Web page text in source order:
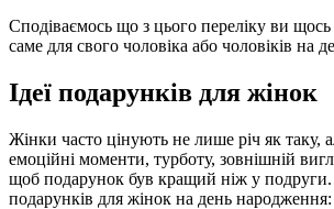
Сподіваємось що з цього переліку ви
саме для свого чоловіка або чоловіків на
Ідеї подарунків для жінок
Жінки часто цінують не лише річ як таку,
емоційні моменти, турботу, зовнішній
щоб подарунок був кращий ніж у подруги.
подарунків для жінок на день народження: